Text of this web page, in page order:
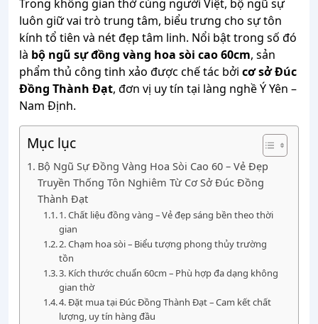
Trong không gian thờ cúng người Việt, bộ ngũ sự
luôn giữ vai trò trung tâm, biểu trưng cho sự tôn
kính tổ tiên và nét đẹp tâm linh. Nổi bật trong số đó
là bộ ngũ sự đồng vàng hoa sòi cao 60cm, sản
phẩm thủ công tinh xảo được chế tác bởi cơ sở Đúc
Đồng Thành Đạt, đơn vị uy tín tại làng nghề Ý Yên –
Nam Định.
Mục lục
Bộ Ngũ Sự Đồng Vàng Hoa Sòi Cao 60 – Vẻ Đẹp
Truyền Thống Tôn Nghiêm Từ Cơ Sở Đúc Đồng
Thành Đạt
1. Chất liệu đồng vàng – Vẻ đẹp sáng bền theo thời
gian
2. Chạm hoa sòi – Biểu tượng phong thủy trường
tồn
3. Kích thước chuẩn 60cm – Phù hợp đa dạng không
gian thờ
4. Đặt mua tại Đúc Đồng Thành Đạt – Cam kết chất
lượng, uy tín hàng đầu